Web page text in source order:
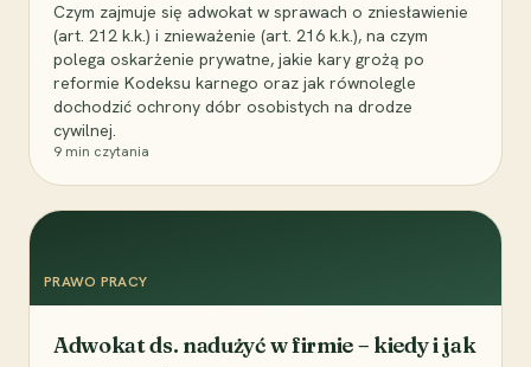
Czym zajmuje się adwokat w sprawach o zniesławienie
(art. 212 k.k.) i znieważenie (art. 216 k.k.), na czym
polega oskarżenie prywatne, jakie kary grożą po
reformie Kodeksu karnego oraz jak równolegle
dochodzić ochrony dóbr osobistych na drodze
cywilnej.
9 min czytania
PRAWO PRACY
Adwokat ds. nadużyć w firmie – kiedy i jak